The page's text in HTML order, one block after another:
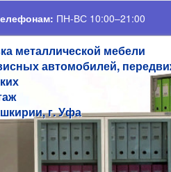
ПН-ВС 10:00–21:00
металлической мебели
автомобилей,
г. Уфа